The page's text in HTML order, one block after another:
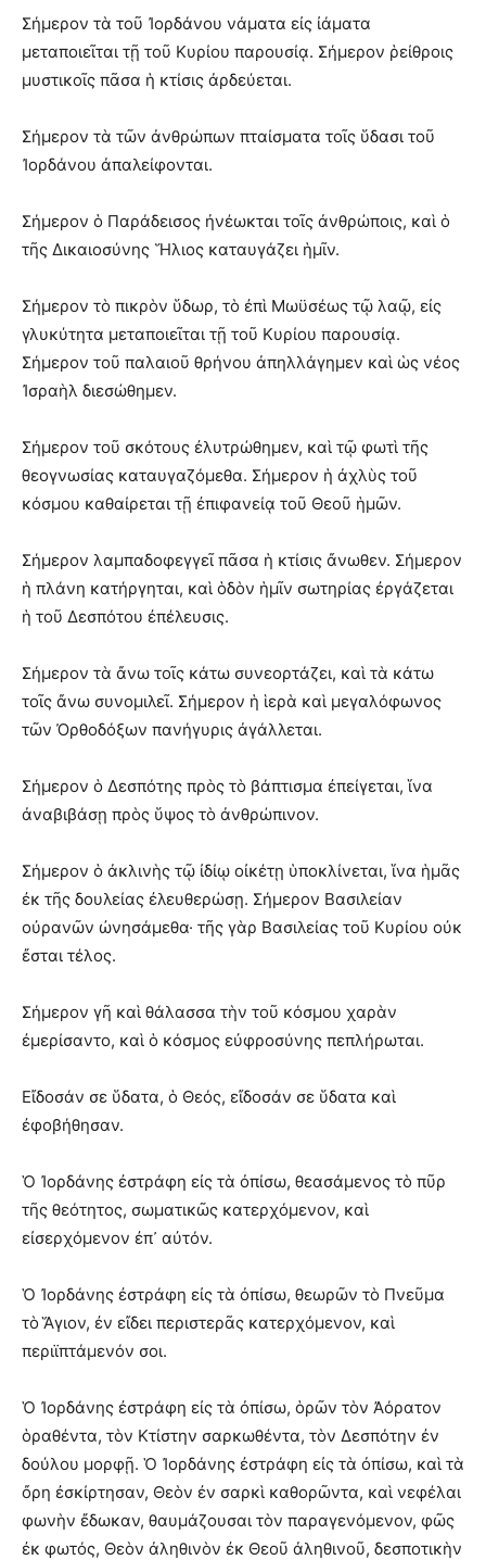
Σήμερον τὰ τοῦ Ἰορδάνου νάματα εἰς ἰάματα
μεταποιεῖται τῇ τοῦ Κυρίου παρουσίᾳ. Σήμερον ῥείθροις
μυστικοῖς πᾶσα ἡ κτίσις ἀρδεύεται.
Σήμερον τὰ τῶν ἀνθρώπων πταίσματα τοῖς ὕδασι τοῦ
Ἰορδάνου ἀπαλείφονται.
Σήμερον ὁ Παράδεισος ἠνέωκται τοῖς ἀνθρώποις, καὶ ὁ
τῆς Δικαιοσύνης Ἥλιος καταυγάζει ἡμῖν.
Σήμερον τὸ πικρὸν ὕδωρ, τὸ ἐπὶ Μωϋσέως τῷ λαῷ, εἰς
γλυκύτητα μεταποιεῖται τῇ τοῦ Κυρίου παρουσίᾳ.
Σήμερον τοῦ παλαιοῦ θρήνου ἀπηλλάγημεν καὶ ὡς νέος
Ἰσραὴλ διεσώθημεν.
Σήμερον τοῦ σκότους ἐλυτρώθημεν, καὶ τῷ φωτὶ τῆς
θεογνωσίας καταυγαζόμεθα. Σήμερον ἡ ἀχλὺς τοῦ
κόσμου καθαίρεται τῇ ἐπιφανείᾳ τοῦ Θεοῦ ἡμῶν.
Σήμερον λαμπαδοφεγγεῖ πᾶσα ἡ κτίσις ἄνωθεν. Σήμερον
ἡ πλάνη κατήργηται, καὶ ὁδὸν ἡμῖν σωτηρίας ἐργάζεται
ἡ τοῦ Δεσπότου ἐπέλευσις.
Σήμερον τὰ ἄνω τοῖς κάτω συνεορτάζει, καὶ τὰ κάτω
τοῖς ἄνω συνομιλεῖ. Σήμερον ἡ ἱερὰ καὶ μεγαλόφωνος
τῶν Ὀρθοδόξων πανήγυρις ἀγάλλεται.
Σήμερον ὁ Δεσπότης πρὸς τὸ βάπτισμα ἐπείγεται, ἵνα
ἀναβιβάσῃ πρὸς ὕψος τὸ ἀνθρώπινον.
Σήμερον ὁ ἀκλινὴς τῷ ἰδίῳ οἰκέτῃ ὑποκλίνεται, ἵνα ἡμᾶς
ἐκ τῆς δουλείας ἐλευθερώσῃ. Σήμερον Βασιλείαν
οὐρανῶν ὠνησάμεθα· τῆς γὰρ Βασιλείας τοῦ Κυρίου οὐκ
ἔσται τέλος.
Σήμερον γῆ καὶ θάλασσα τὴν τοῦ κόσμου χαρὰν
ἐμερίσαντο, καὶ ὁ κόσμος εὐφροσύνης πεπλήρωται.
Εἴδοσάν σε ὕδατα, ὁ Θεός, εἴδοσάν σε ὕδατα καὶ
ἐφοβήθησαν.
Ὁ Ἰορδάνης ἐστράφη εἰς τὰ ὀπίσω, θεασάμενος τὸ πῦρ
τῆς θεότητος, σωματικῶς κατερχόμενον, καὶ
εἰσερχόμενον ἐπ᾽ αὐτόν.
Ὁ Ἰορδάνης ἐστράφη εἰς τὰ ὀπίσω, θεωρῶν τὸ Πνεῦμα
τὸ Ἅγιον, ἐν εἴδει περιστερᾶς κατερχόμενον, καὶ
περιϊπτάμενόν σοι.
Ὁ Ἰορδάνης ἐστράφη εἰς τὰ ὀπίσω, ὁρῶν τὸν Ἀόρατον
ὁραθέντα, τὸν Κτίστην σαρκωθέντα, τὸν Δεσπότην ἐν
δούλου μορφῇ. Ὁ Ἰορδάνης ἐστράφη εἰς τὰ ὀπίσω, καὶ τὰ
ὄρη ἐσκίρτησαν, Θεὸν ἐν σαρκὶ καθορῶντα, καὶ νεφέλαι
φωνὴν ἔδωκαν, θαυμάζουσαι τὸν παραγενόμενον, φῶς
ἐκ φωτός, Θεὸν ἀληθινὸν ἐκ Θεοῦ ἀληθινοῦ, δεσποτικὴν